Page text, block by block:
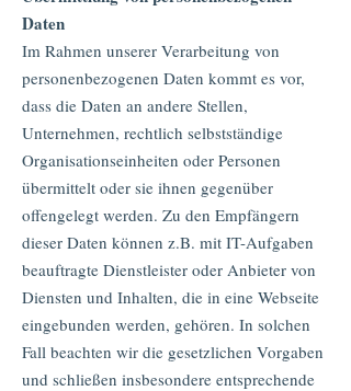
Daten
Im Rahmen unserer Verarbeitung von
personenbezogenen Daten kommt es vor,
dass die Daten an andere Stellen,
Unternehmen, rechtlich selbstständige
Organisationseinheiten oder Personen
übermittelt oder sie ihnen gegenüber
offengelegt werden. Zu den Empfängern
dieser Daten können z.B. mit IT-Aufgaben
beauftragte Dienstleister oder Anbieter von
Diensten und Inhalten, die in eine Webseite
eingebunden werden, gehören. In solchen
Fall beachten wir die gesetzlichen Vorgaben
und schließen insbesondere entsprechende